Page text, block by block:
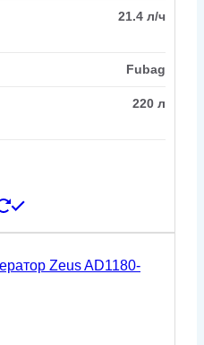
21.4 л/ч
Fubag
220 л